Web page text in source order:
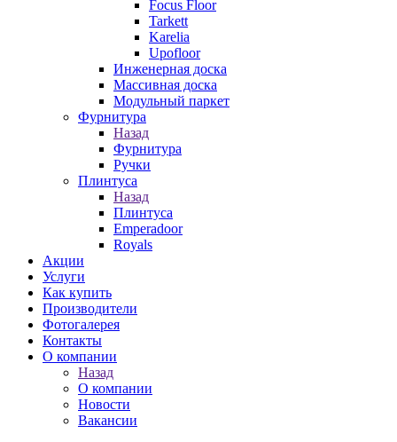
Focus Floor
Tarkett
Karelia
Upofloor
Инженерная доска
Массивная доска
Модульный паркет
Фурнитура
Назад
Фурнитура
Ручки
Плинтуса
Назад
Плинтуса
Emperadoor
Royals
Акции
Услуги
Как купить
Производители
Фотогалерея
Контакты
О компании
Назад
О компании
Новости
Вакансии